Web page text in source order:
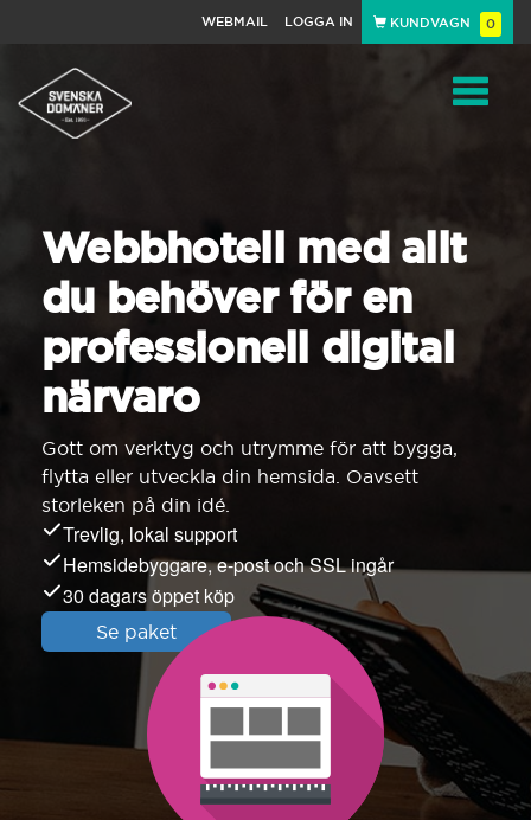
WEBMAIL LOGGA IN KUNDVAGN 0
Webbhotell med allt
du behöver för en
professionell digital
närvaro
Gott om verktyg och utrymme för att bygga,
flytta eller utveckla din hemsida. Oavsett
storleken på din idé.
Trevlig, lokal support
Hemsidebyggare, e-post och SSL ingår
30 dagars öppet köp
Se paket